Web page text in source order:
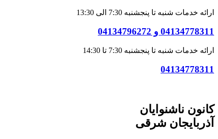
ارائه خدمات شنبه تا پنجشنبه 7:30 الی 13:30
04134778311 و 04134796272
ارائه خدمات شنبه تا پنجشنبه 7:30 تا 14:30
04134778311
کانون ناشنوایان
آذربایجان شرقی